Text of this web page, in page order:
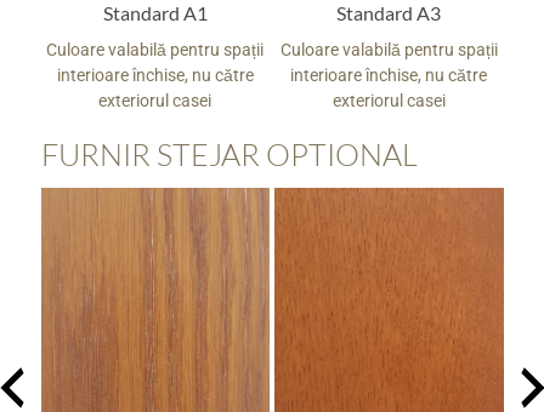
Standard A1
Culoare valabilă pentru spații
interioare închise, nu către
exteriorul casei
Standard A3
Culoare valabilă pentru spații
interioare închise, nu către
exteriorul casei
FURNIR STEJAR OPTIONAL